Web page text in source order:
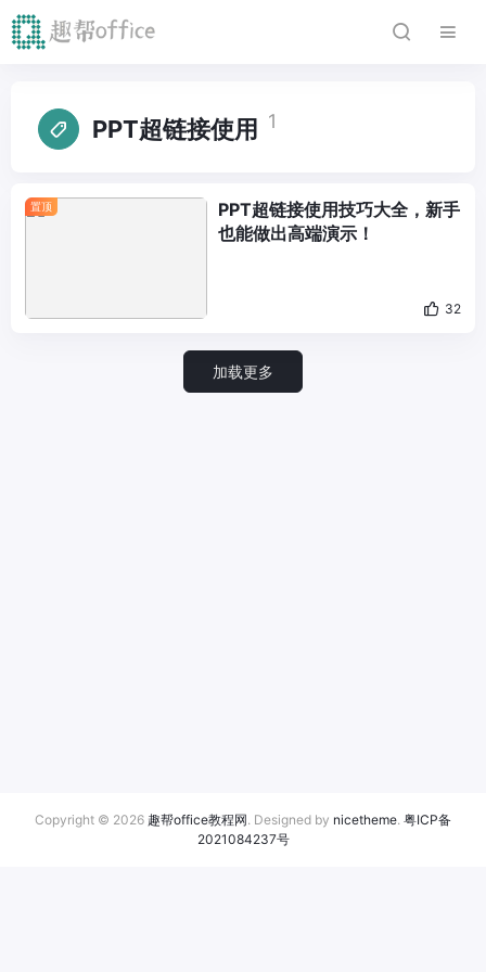
PPT超链接使用 1
置顶
PPT超链接使用技巧大全，新手
也能做出高端演示！
32
加载更多
Copyright © 2026 趣帮office教程网. Designed by nicetheme. 粤ICP备
2021084237号